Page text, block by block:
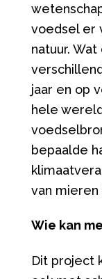
voedsel er
natuur.
jaar en op
hele
bepaalde
van mieren
Wie kan
Dit project